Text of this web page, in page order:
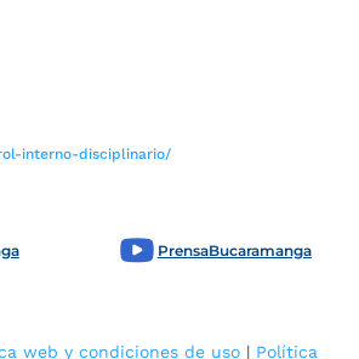
interno-disciplinario/
PrensaBucaramanga
web y condiciones de uso | Política